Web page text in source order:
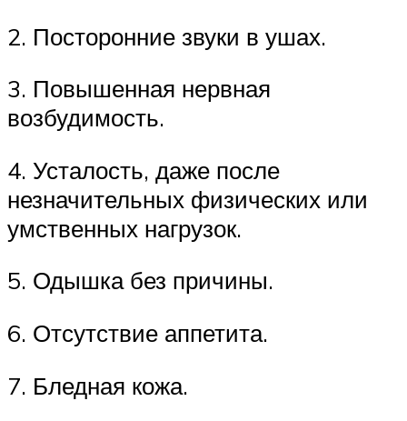
2. Посторонние звуки в ушах.
3. Повышенная нервная
возбудимость.
4. Усталость, даже после
незначительных физических или
умственных нагрузок.
5. Одышка без причины.
6. Отсутствие аппетита.
7. Бледная кожа.